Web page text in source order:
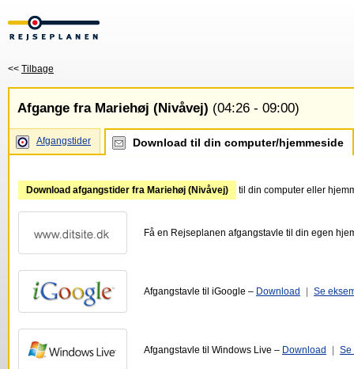
<< Tilbage
Afgange fra Mariehøj (Nivåvej) (04:26 - 09:00)
Afgangstider Download til din computer/hjemmeside
Download afgangstider fra Mariehøj (Nivåvej) til din computer eller
Få en Rejseplanen afgangstavle til din egen
Afgangstavle til iGoogle – Download Se
Afgangstavle til Windows Live – Download Se